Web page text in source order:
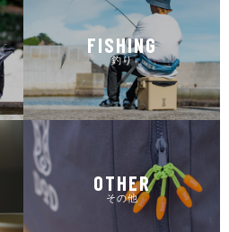
FISHING
釣り
OTHER
その他